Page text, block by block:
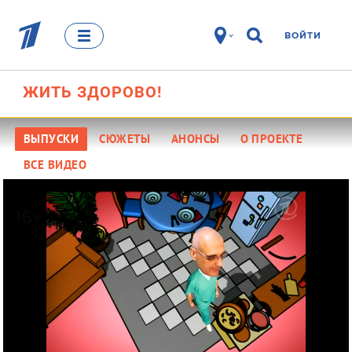
ВОЙТИ
ЖИТЬ ЗДОРОВО!
ВЫПУСКИ СЮЖЕТЫ АНОНСЫ
О ПРОЕКТЕ
ВСЕ ВИДЕО